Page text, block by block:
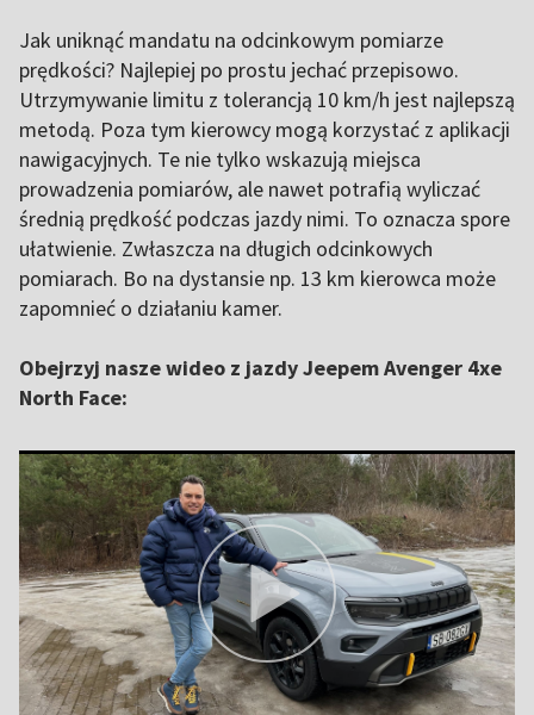
Jak uniknąć mandatu na odcinkowym pomiarze
prędkości? Najlepiej po prostu jechać przepisowo.
Utrzymywanie limitu z tolerancją 10 km/h jest najlepszą
metodą. Poza tym kierowcy mogą korzystać z aplikacji
nawigacyjnych. Te nie tylko wskazują miejsca
prowadzenia pomiarów, ale nawet potrafią wyliczać
średnią prędkość podczas jazdy nimi. To oznacza spore
ułatwienie. Zwłaszcza na długich odcinkowych
pomiarach. Bo na dystansie np. 13 km kierowca może
zapomnieć o działaniu kamer.
Obejrzyj nasze wideo z jazdy Jeepem Avenger 4xe
North Face: